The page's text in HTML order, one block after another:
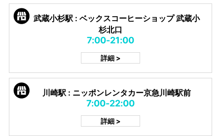
武蔵小杉駅 : ベックスコーヒーショップ 武蔵小
杉北口
7:00-21:00
詳細 >
川崎駅 : ニッポンレンタカー京急川崎駅前
7:00-22:00
詳細 >